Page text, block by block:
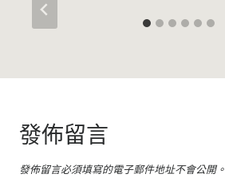
發佈留言
發佈留言必須填寫的電子郵件地址不會公開。